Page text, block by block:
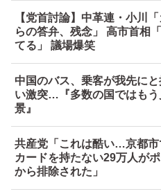
【党首討論】中革連・小川
らの答弁、残念」 高市首相
てる」 議場爆笑
中国のバス、乗客が我先に
い激突…『多数の国ではもう
景』
共産党「これは酷い…京都市
カードを持たない29万人が
から排除された」